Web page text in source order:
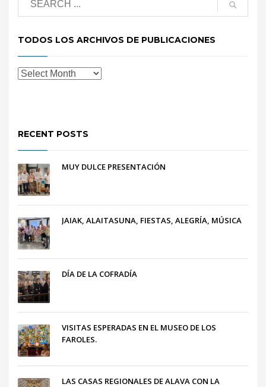
TODOS LOS ARCHIVOS DE PUBLICACIONES
RECENT POSTS
MUY DULCE PRESENTACIÓN
JAIAK, ALAITASUNA, FIESTAS, ALEGRÍA, MÚSICA
DÍA DE LA COFRADÍA
VISITAS ESPERADAS EN EL MUSEO DE LOS
FAROLES.
LAS CASAS REGIONALES DE ALAVA CON LA